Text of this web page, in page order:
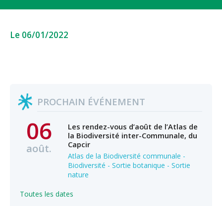
Le 06/01/2022
PROCHAIN ÉVÉNEMENT
06
août.
Les rendez-vous d’août de l’Atlas de
la Biodiversité inter-Communale, du
Capcir
Atlas de la Biodiversité communale -
Biodiversité - Sortie botanique - Sortie
nature
Toutes les dates